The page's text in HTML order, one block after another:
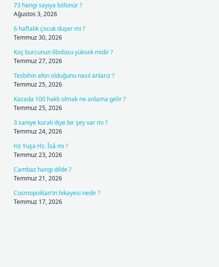
73 hangi sayıya bölünür ?
Ağustos 3, 2026
6 haftalık çocuk düşer mi ?
Temmuz 30, 2026
Koç burcunun libidosu yüksek midir ?
Temmuz 27, 2026
Tesbihin altın olduğunu nasıl anlarız ?
Temmuz 25, 2026
Kazada 100 haklı olmak ne anlama gelir ?
Temmuz 25, 2026
3 saniye kuralı diye bir şey var mı ?
Temmuz 24, 2026
Hz Yuşa Hz. Îsâ mı ?
Temmuz 23, 2026
Cambaz hangi dilde ?
Temmuz 21, 2026
Cosmopolitan’ın hikayesi nedir ?
Temmuz 17, 2026